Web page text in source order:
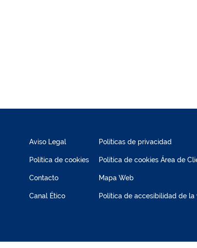
Aviso Legal
Política de cookies
Contacto
Canal Ético
Políticas de privacidad
Política de cookies Área de
Mapa Web
Política de accesibilidad de la